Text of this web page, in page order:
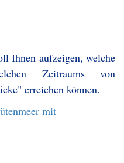
Ihnen aufzeigen, welche
Zeitraums von
erreichen können.
mit